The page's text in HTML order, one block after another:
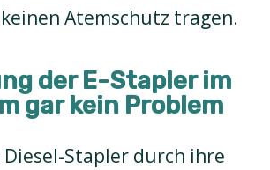
Atemschutz tragen.
der E-Stapler im
gar kein Problem
Stapler durch ihre